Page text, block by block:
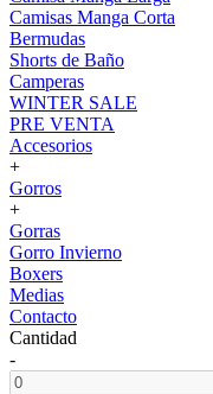
Camisas Manga Corta
Bermudas
Shorts de Baño
Camperas
WINTER SALE
PRE VENTA
Accesorios
+
Gorros
+
Gorras
Gorro Invierno
Boxers
Medias
Contacto
Cantidad
-